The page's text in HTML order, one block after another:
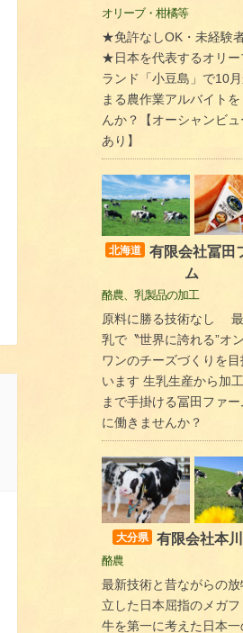
オリーブ・柑橘等
★免許なしOK・未経験
★日本を代表するオリー
ランド「小豆島」で10
まる農作業アルバイト
んか？【オーシャンビュ
あり】
北海道
有限会社冨田
ム
酪農、乳製品の加工
原料に勝る技術なし
乳で〝世界に誇れる”オ
ワンのチーズづくりを目
います 生乳生産から加
まで手掛ける冨田ファ
に働きませんか？
大分県 有限会社本
酪農
最新技術と昔ながらの放
立した日本屈指のメガフ
牛を第一に考えた日本